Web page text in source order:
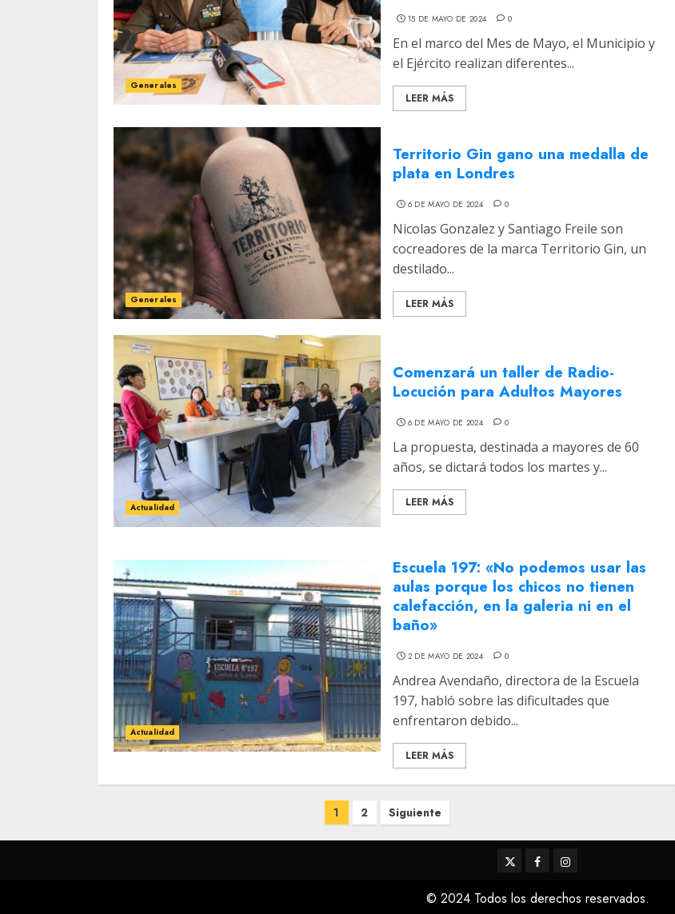
Generales
15 DE MAYO DE 2024 0
En el marco del Mes de Mayo, el Municipio y
el Ejército realizan diferentes...
LEER MÁS
Generales
Territorio Gin gano una medalla de
plata en Londres
6 DE MAYO DE 2024 0
Nicolas Gonzalez y Santiago Freile son
cocreadores de la marca Territorio Gin, un
destilado...
LEER MÁS
Actualidad
Comenzará un taller de Radio-
Locución para Adultos Mayores
6 DE MAYO DE 2024 0
La propuesta, destinada a mayores de 60
años, se dictará todos los martes y...
LEER MÁS
Actualidad
Escuela 197: «No podemos usar las
aulas porque los chicos no tienen
calefacción, en la galeria ni en el
baño»
2 DE MAYO DE 2024 0
Andrea Avendaño, directora de la Escuela
197, habló sobre las dificultades que
enfrentaron debido...
LEER MÁS
de
1 2 Siguiente
TwitterFacebookInstagram
© 2024 Todos los derechos reservados.